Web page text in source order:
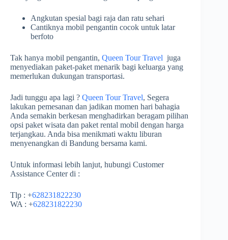
Angkutan spesial bagi raja dan ratu sehari
Cantiknya mobil pengantin cocok untuk latar
berfoto
Tak hanya mobil pengantin, Queen Tour Travel juga
menyediakan paket-paket menarik bagi keluarga yang
memerlukan dukungan transportasi.
Jadi tunggu apa lagi ? Queen Tour Travel, Segera
lakukan pemesanan dan jadikan momen hari bahagia
Anda semakin berkesan menghadirkan beragam pilihan
opsi paket wisata dan paket rental mobil dengan harga
terjangkau. Anda bisa menikmati waktu liburan
menyenangkan di Bandung bersama kami.
Untuk informasi lebih lanjut, hubungi Customer
Assistance Center di :
Tlp : +628231822230
WA : +628231822230